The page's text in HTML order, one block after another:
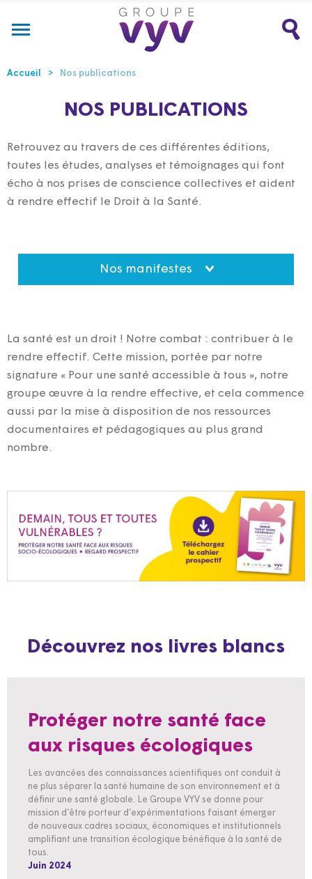
Accueil Nos publications
NOS PUBLICATIONS
Retrouvez au travers de ces différentes éditions,
toutes les études, analyses et témoignages qui font
écho à nos prises de conscience collectives et aident
à rendre effectif le Droit à la Santé.
Nos manifestes
La santé est un droit ! Notre combat : contribuer à le
rendre effectif. Cette mission, portée par notre
signature « Pour une santé accessible à tous », notre
groupe œuvre à la rendre effective, et cela commence
aussi par la mise à disposition de nos ressources
documentaires et pédagogiques au plus grand
nombre.
Découvrez nos livres blancs
Protéger notre santé face
aux risques écologiques
Les avancées des connaissances scientifiques ont conduit à
ne plus séparer la santé humaine de son environnement et à
définir une santé globale. Le Groupe VYV se donne pour
mission d’être porteur d’expérimentations faisant émerger
de nouveaux cadres sociaux, économiques et institutionnels
amplifiant une transition écologique bénéfique à la santé de
tous.
Juin 2024